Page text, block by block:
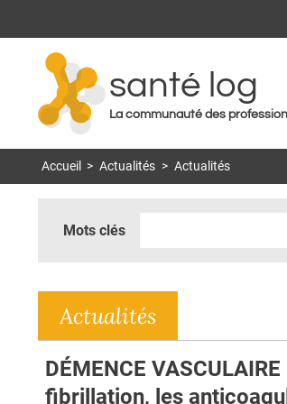
santé log
La communauté des
Accueil > Actualités > Actualités
Mots clés
Actualités
DÉMENCE
fibrillation, les